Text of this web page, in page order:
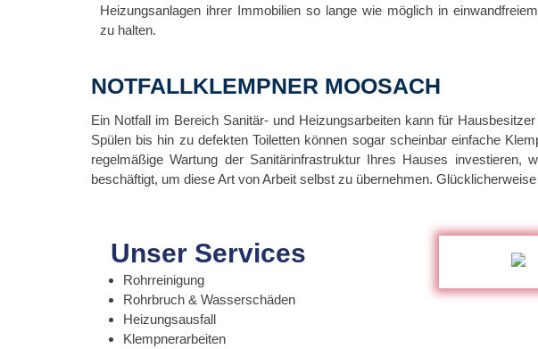
Heizungsanlagen ihrer Immobilien so lange wie möglich in
zu halten.
NOTFALLKLEMPNER MOOSACH
Ein Notfall im Bereich Sanitär- und Heizungsarbeiten kann für
Spülen bis hin zu defekten Toiletten können sogar scheinbar einfache
regelmäßige Wartung der Sanitärinfrastruktur Ihres Hauses
beschäftigt, um diese Art von Arbeit selbst zu übernehmen.
Unser Services
Rohrreinigung
Rohrbruch & Wasserschäden
Heizungsausfall
Klempnerarbeiten